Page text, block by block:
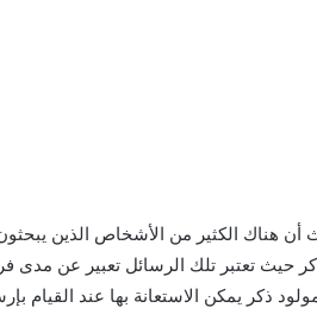
هناك الكثير من الأشخاص الذين
حيث تعتبر تلك الرسائل تعبير عن مدى
ذكر يمكن الاستعانة بها عند القيام